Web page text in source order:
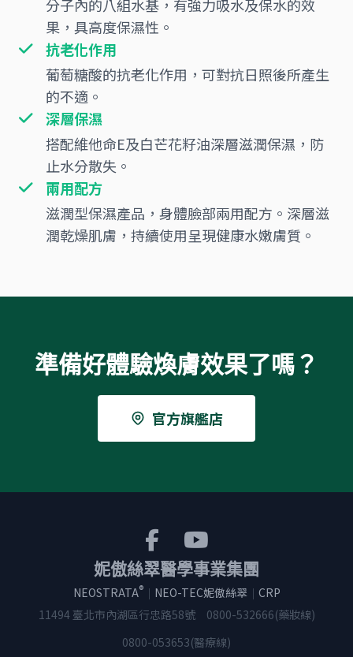
分子內的八組水基，有強力吸水及保水的效
果，具高度保濕性。
抗老化作用
葡萄糖酸的抗老化作用，可對抗日照後所產生
的不適。
深層保濕
搭配維他命E及白芒花籽油深層滋潤保濕，防
止水分散失。
兩用配方
滋潤型保濕產品，身體臉部兩用配方。深層滋
潤乾燥肌膚，持續使用呈現健康水嫩膚質。
準備好體驗煥膚效果了嗎？
官方旗艦店
妮傲絲翠醫學事業集團
NEOSTRATA®｜ NEO-TEC妮傲絲翠｜ CRP
11494 臺北市內湖區行忠路58號
0800-532666(藥妝線)
0800-053653(醫療線)